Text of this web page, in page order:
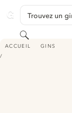
GINVENTORY
Trouvez un
Rechercher
ACCUEIL GINS
ROCK ROSE HAND